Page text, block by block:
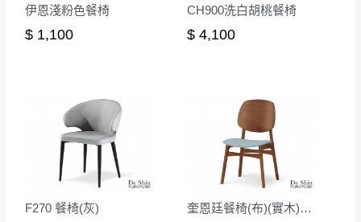
伊恩淺粉色餐椅
$ 1,100
CH900洗白胡桃餐椅
$ 4,100
F270 餐椅(灰) 奎恩廷餐椅(布)(實木)(MI-899)